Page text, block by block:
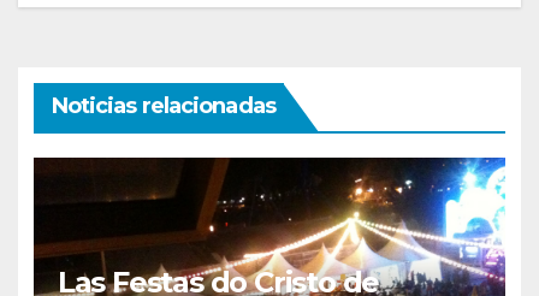
Noticias relacionadas
Las Festas do Cristo de